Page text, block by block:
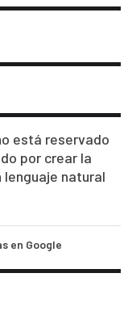
está reservado
por crear la
natural
en Google